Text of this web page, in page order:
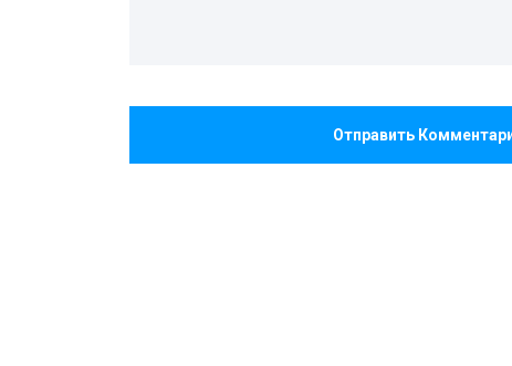
Отправить